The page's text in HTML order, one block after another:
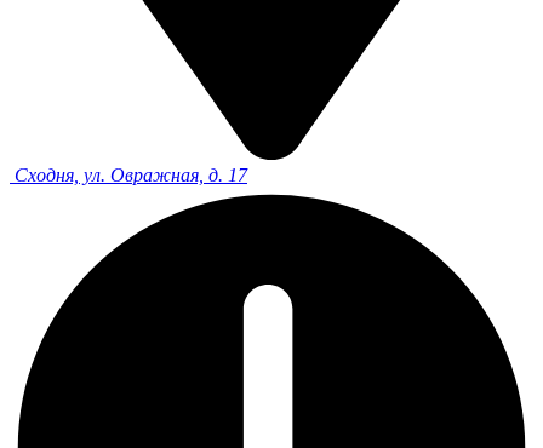
Сходня, ул. Овражная, д. 17